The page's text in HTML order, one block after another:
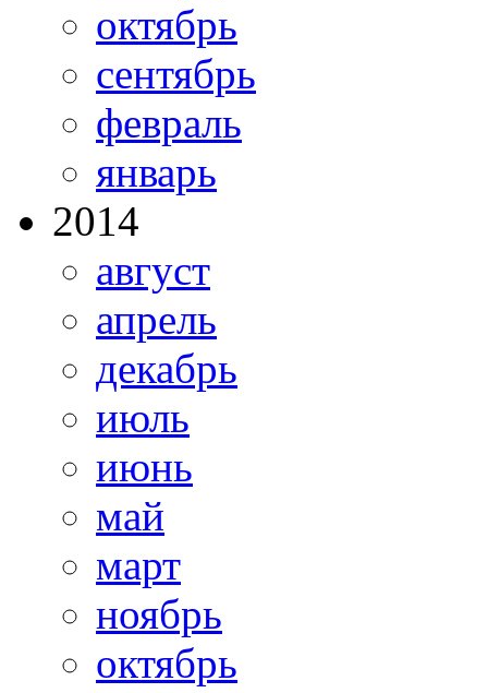
октябрь
сентябрь
февраль
январь
2014
август
апрель
декабрь
июль
июнь
май
март
ноябрь
октябрь